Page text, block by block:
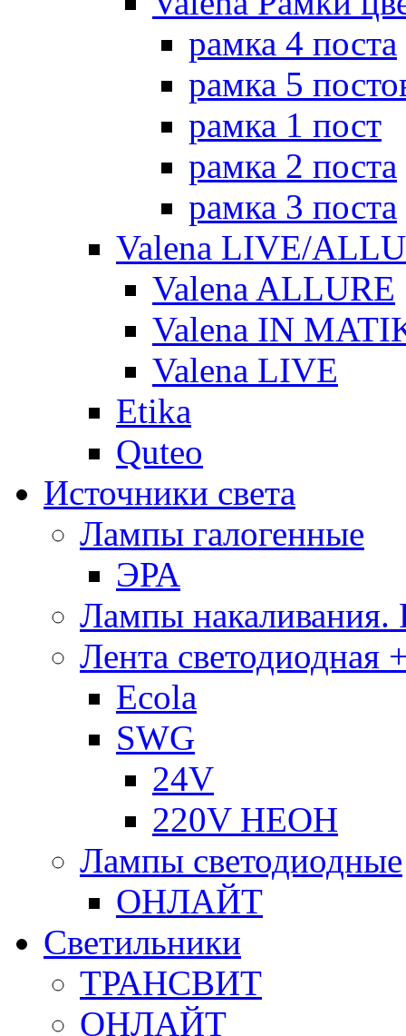
рамка 4 поста
рамка 5
рамка 1 пост
рамка 2 поста
рамка 3 поста
Valena LIVE/
Valena ALLURE
Valena IN
Valena LIVE
Etika
Quteo
Источники света
Лампы галогенные
ЭРА
Лампы
Лента светодиодная
Ecola
SWG
24V
220V НЕОН
Лампы светодиодные
ОНЛАЙТ
Светильники
ТРАНСВИТ
ОНЛАЙТ